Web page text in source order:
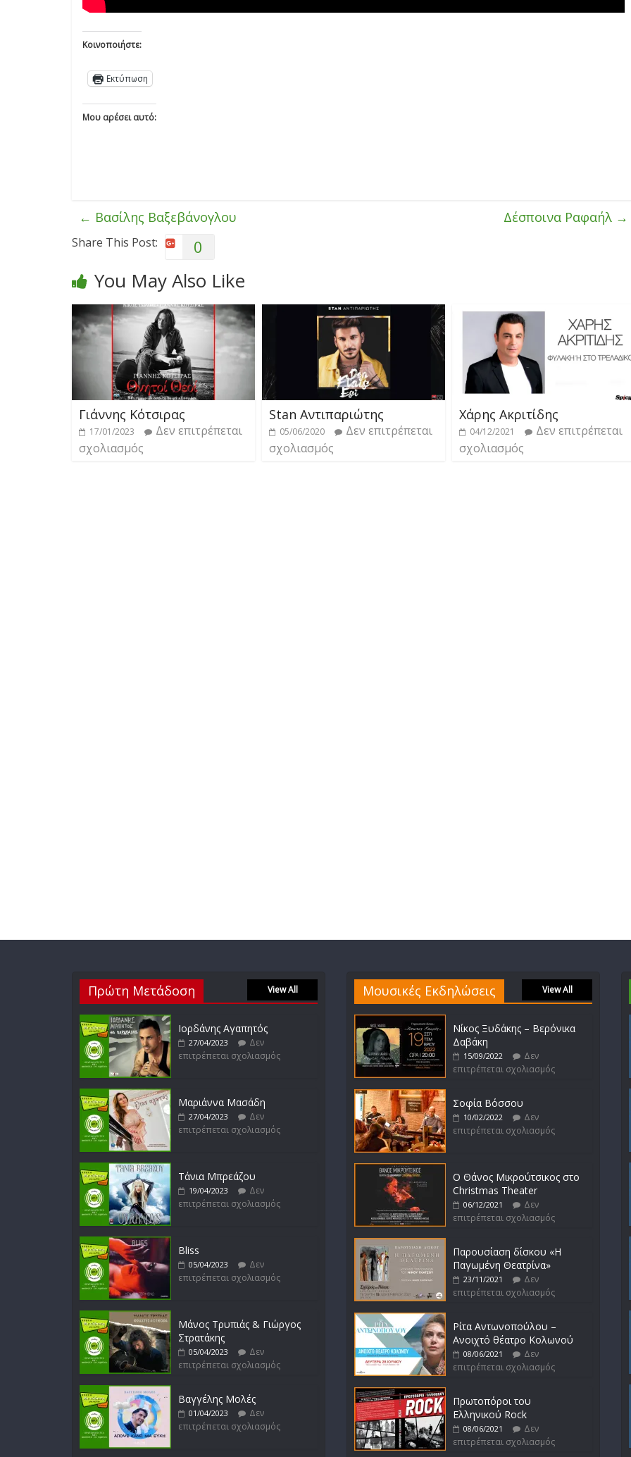
Κοινοποιήστε:
Εκτύπωση
Μου αρέσει αυτό:
← Βασίλης Βαξεβάνογλου Δέσποινα Ραφαήλ →
Share This Post: 0
You May Also Like
Γιάννης Κότσιρας
17/01/2023
Δεν επιτρέπεται
σχολιασμός
Stan Αντιπαριώτης
05/06/2020
Δεν επιτρέπεται
σχολιασμός
Χάρης Ακριτίδης
04/12/2021
Δεν επιτρέπεται
σχολιασμός
Πρώτη Μετάδοση View All
Ιορδάνης Αγαπητός
27/04/2023
Δεν
επιτρέπεται σχολιασμός
Μαριάννα Μασάδη
27/04/2023
Δεν
επιτρέπεται σχολιασμός
Τάνια Μπρεάζου
19/04/2023
Δεν
επιτρέπεται σχολιασμός
Bliss
05/04/2023
Δεν
επιτρέπεται σχολιασμός
Μάνος Τρυπιάς & Γιώργος
Στρατάκης
05/04/2023
Δεν
επιτρέπεται σχολιασμός
Βαγγέλης Μολές
01/04/2023
Δεν
επιτρέπεται σχολιασμός
Μουσικές Εκδηλώσεις View All
Νίκος Ξυδάκης – Βερόνικα
Δαβάκη
15/09/2022
Δεν
επιτρέπεται σχολιασμός
Σοφία Βόσσου
10/02/2022
Δεν
επιτρέπεται σχολιασμός
Ο Θάνος Μικρούτσικος στο
Christmas Theater
06/12/2021
Δεν
επιτρέπεται σχολιασμός
Παρουσίαση δίσκου «Η
Παγωμένη Θεατρίνα»
23/11/2021
Δεν
επιτρέπεται σχολιασμός
Ρίτα Αντωνοπούλου –
Ανοιχτό θέατρο Κολωνού
08/06/2021
Δεν
επιτρέπεται σχολιασμός
Πρωτοπόροι του
Ελληνικού Rock
08/06/2021
Δεν
επιτρέπεται σχολιασμός